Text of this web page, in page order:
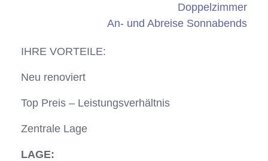
Doppelzimmer
An- und Abreise Sonnabends
IHRE VORTEILE:
Neu renoviert
Top Preis – Leistungsverhältnis
Zentrale Lage
LAGE: